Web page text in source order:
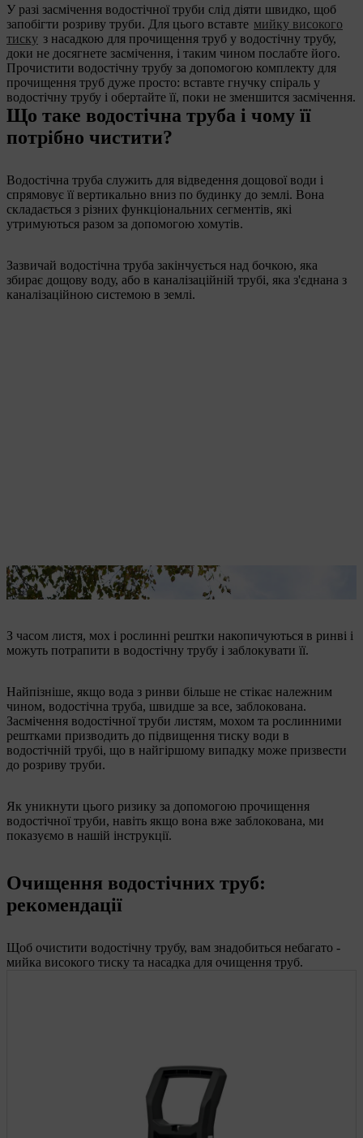
У разі засмічення водостічної труби слід діяти швидко, щоб
запобігти розриву труби. Для цього вставте мийку високого
тиску з насадкою для прочищення труб у водостічну трубу,
доки не досягнете засмічення, і таким чином послабте його.
Прочистити водостічну трубу за допомогою комплекту для
прочищення труб дуже просто: вставте гнучку спіраль у
водостічну трубу і обертайте її, поки не зменшится засмічення.
Що таке водостічна труба і чому її
потрібно чистити?
Водостічна труба служить для відведення дощової води і
спрямовує її вертикально вниз по будинку до землі. Вона
складається з різних функціональних сегментів, які
утримуються разом за допомогою хомутів.
Зазвичай водостічна труба закінчується над бочкою, яка
збирає дощову воду, або в каналізаційній трубі, яка з'єднана з
каналізаційною системою в землі.
Засмічення водостічної труби не завжди помітно одразу.
З часом листя, мох і рослинні рештки накопичуються в ринві і
можуть потрапити в водостічну трубу і заблокувати її.
Найпізніше, якщо вода з ринви більше не стікає належним
чином, водостічна труба, швидше за все, заблокована.
Засмічення водостічної труби листям, мохом та рослинними
рештками призводить до підвищення тиску води в
водостічній трубі, що в найгіршому випадку може призвести
до розриву труби.
Як уникнути цього ризику за допомогою прочищення
водостічної труби, навіть якщо вона вже заблокована, ми
показуємо в нашій інструкції.
Очищення водостічних труб:
рекомендації
Щоб очистити водостічну трубу, вам знадобиться небагато -
мийка високого тиску та насадка для очищення труб.